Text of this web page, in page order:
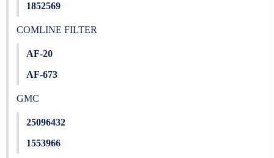
1852569
COMLINE FILTER
AF-20
AF-673
GMC
25096432
1553966